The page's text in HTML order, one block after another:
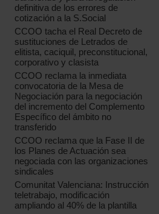
definitiva de los errores de
cotización a la S.Social
CCOO tacha el Real Decreto de
sustituciones de Letrados de
elitista, caciquil, preconstitucional,
corporativo y clasista
CCOO reclama la inmediata
convocatoria de la Mesa de
Negociación para la negociación
del incremento del Complemento
Específico del ámbito no
transferido
CCOO reclama que la Fase II de
los Planes de Actuación sea
negociada con las organizaciones
sindicales
Comunitat Valenciana: Instrucción
teletrabajo, modificación
ampliando al 40% de la plantilla